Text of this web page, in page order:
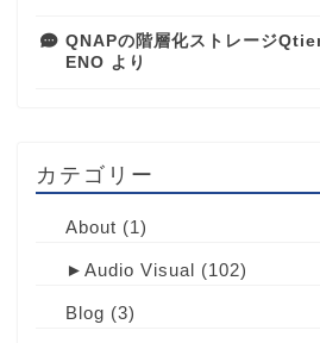
QNAPの階層化ストレージ
ENO より
カテゴリー
About (1)
► Audio Visual (102)
Blog (3)